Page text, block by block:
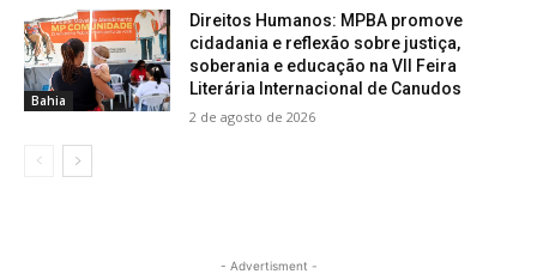
Bahia
Direitos Humanos: MPBA promove
cidadania e reflexão sobre justiça,
soberania e educação na VII Feira
Literária Internacional de Canudos
2 de agosto de 2026
- Advertisment -